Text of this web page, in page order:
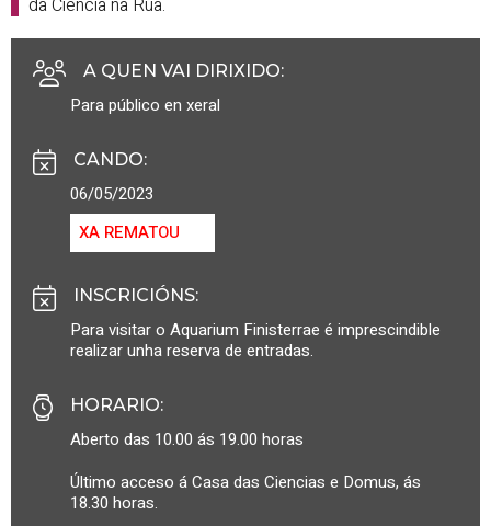
A QUEN VAI DIRIXIDO:
Para público en xeral
CANDO:
06/05/2023
XA REMATOU
INSCRICIÓNS:
Para visitar o Aquarium Finisterrae é imprescindible
realizar unha reserva de entradas.
HORARIO:
Aberto das 10.00 ás 19.00 horas
Último acceso á Casa das Ciencias e Domus, ás
18.30 horas.